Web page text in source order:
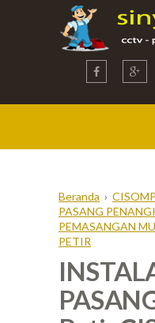
Beranda ›
PASANG
PEMASANGAN
PETIR